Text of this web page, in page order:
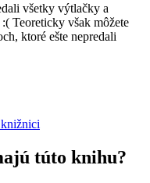
všetky výtlačky a
Teoreticky však môžete
ktoré ešte nepredali
túto knihu?